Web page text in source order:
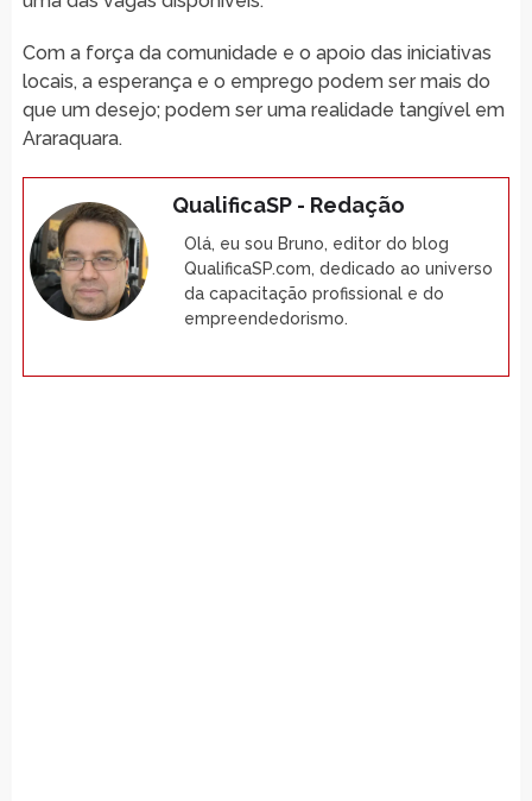
Com a força da comunidade e o apoio das iniciativas
locais, a esperança e o emprego podem ser mais do
que um desejo; podem ser uma realidade tangível em
Araraquara.
QualificaSP - Redação
Olá, eu sou Bruno, editor do blog
QualificaSP.com, dedicado ao universo
da capacitação profissional e do
empreendedorismo.